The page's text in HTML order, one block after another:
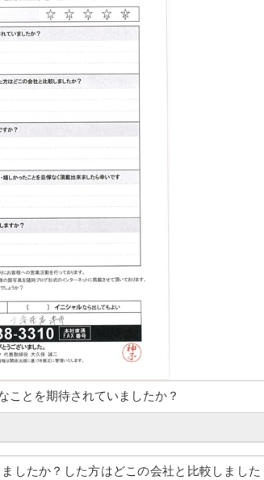
ことを期待されていましたか？
したか？した方はどこの会社と比較しました